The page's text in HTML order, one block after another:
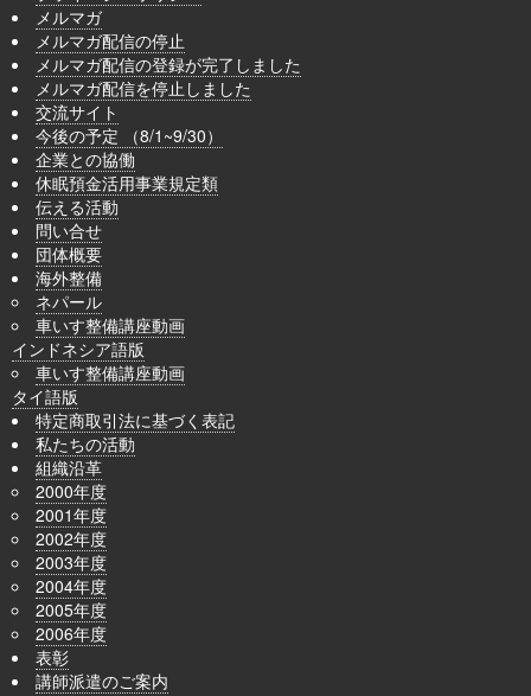
メルマガ
メルマガ配信の停止
メルマガ配信の登録が完了しました
メルマガ配信を停止しました
交流サイト
今後の予定 （8/1~9/30）
企業との協働
休眠預金活用事業規定類
伝える活動
問い合せ
団体概要
海外整備
ネパール
車いす整備講座動画
インドネシア語版
車いす整備講座動画
タイ語版
特定商取引法に基づく表記
私たちの活動
組織沿革
2000年度
2001年度
2002年度
2003年度
2004年度
2005年度
2006年度
表彰
講師派遣のご案内